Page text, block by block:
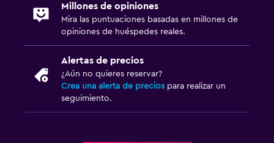
Millones de opiniones
Mira las puntuaciones basadas en millones de
opiniones de huéspedes reales.
Alertas de precios
¿Aún no quieres reservar?
Crea una alerta de precios para realizar un
seguimiento.